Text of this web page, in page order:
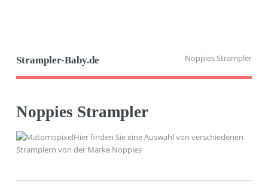
Strampler-Baby.de Noppies Strampler
Noppies Strampler
Hier finden Sie eine Auswahl von verschiedenen
Stramplern von der Marke Noppies